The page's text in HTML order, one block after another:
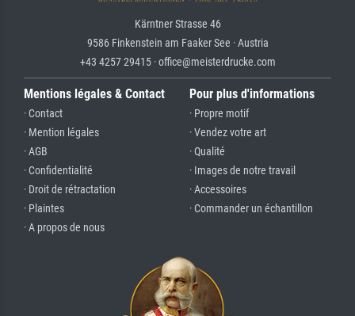
Kärntner Strasse 46
9586 Finkenstein am Faaker See · Austria
+43 4257 29415 · office@meisterdrucke.com
Mentions légales & Contact
· Contact
· Mention légales
· AGB
· Confidentialité
· Droit de rétractation
· Plaintes
· A propos de nous
Pour plus d'informations
· Propre motif
· Vendez votre art
· Qualité
· Images de notre travail
· Accessoires
· Commander un échantillon